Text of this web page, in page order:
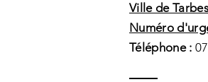
Ville de
Numéro
Téléphone :